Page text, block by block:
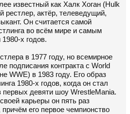
известный как Халк Хоган (Hulk
рестлер, актёр, телеведущий,
Он считается самой
во всём мире и самым
х годов.
в 1977 году, но всемирное
подписания контракта с World
WWE) в 1983 году. Его образ
1980-х годов, когда он стал
первых девяти шоу WrestleMania.
карьеры он пять раз
его первое чемпионство